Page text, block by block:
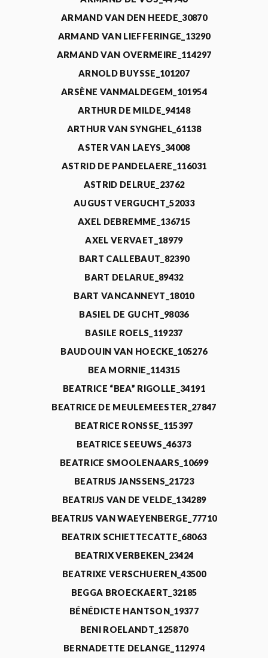
ARMAND VAN DEN HEEDE_30870
ARMAND VAN LIEFFERINGE_13290
ARMAND VAN OVERMEIRE_114297
ARNOLD BUYSSE_101207
ARSÈNE VANMALDEGEM_101954
ARTHUR DE MILDE_94148
ARTHUR VAN SYNGHEL_61138
ASTER VAN LAEYS_34008
ASTRID DE PANDELAERE_116031
ASTRID DELRUE_23762
AUGUST VERGUCHT_52033
AXEL DEBREMME_136715
AXEL VERVAET_18979
BART CALLEBAUT_82390
BART DELARUE_89432
BART VANCANNEYT_18010
BASIEL DE GUCHT_98036
BASILE ROELS_119237
BAUDOUIN VAN HOECKE_105276
BEA MORNIE_114315
BEATRICE “BEA” RIGOLLE_34191
BEATRICE DE MEULEMEESTER_27847
BEATRICE RONSSE_115397
BEATRICE SEEUWS_46373
BEATRICE SMOOLENAARS_10699
BEATRIJS JANSSENS_21723
BEATRIJS VAN DE VELDE_134289
BEATRIJS VAN WAEYENBERGE_77710
BEATRIX SCHIETTECATTE_68063
BEATRIX VERBEKEN_23424
BEATRIXE VERSCHUEREN_43500
BEGGA BROECKAERT_32185
BÉNÉDICTE HANTSON_19377
BENI ROELANDT_125870
BERNADETTE DELANGE_112974